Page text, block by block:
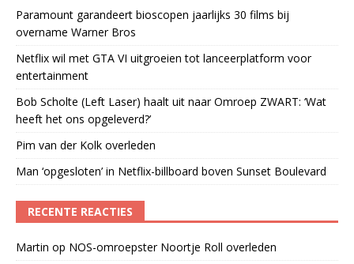
Paramount garandeert bioscopen jaarlijks 30 films bij
overname Warner Bros
Netflix wil met GTA VI uitgroeien tot lanceerplatform voor
entertainment
Bob Scholte (Left Laser) haalt uit naar Omroep ZWART: ‘Wat
heeft het ons opgeleverd?’
Pim van der Kolk overleden
Man ‘opgesloten’ in Netflix-billboard boven Sunset Boulevard
RECENTE REACTIES
Martin op NOS-omroepster Noortje Roll overleden